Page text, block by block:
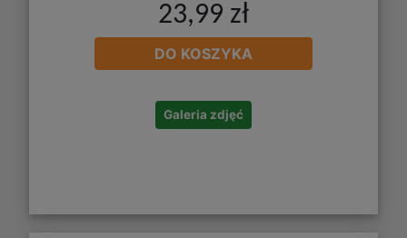
23,99 zł
DO KOSZYKA
Galeria zdjęć